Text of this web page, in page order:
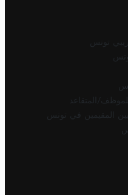
تونس
المتقاعد
المقيمين في تونس